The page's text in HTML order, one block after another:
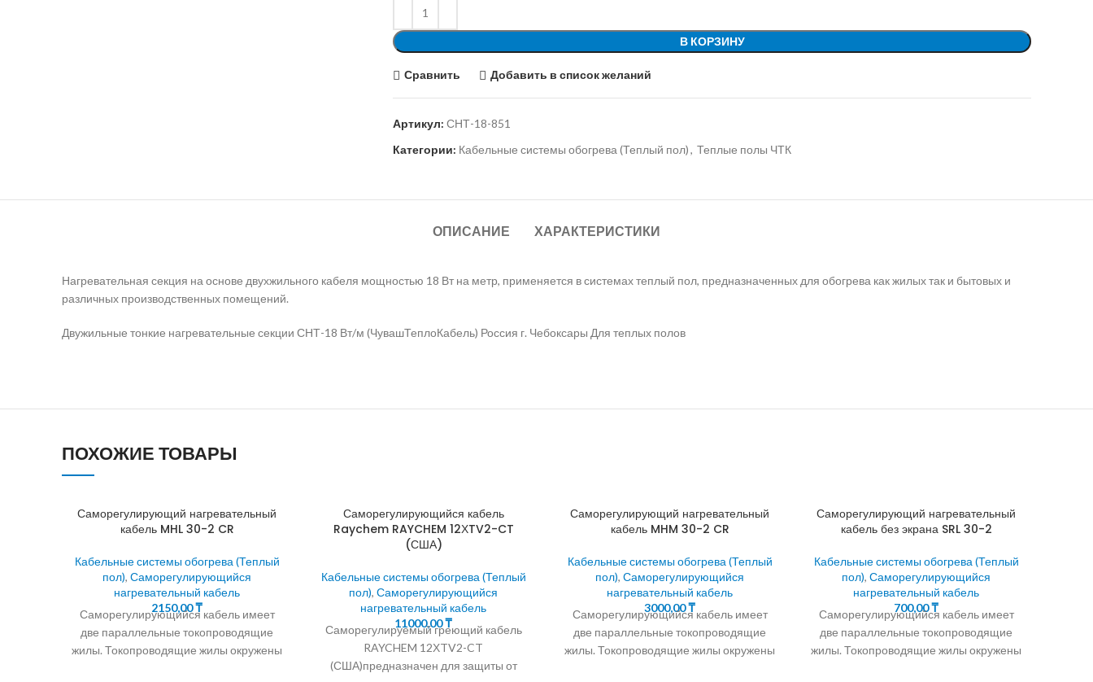
В КОРЗИНУ
Сравнить Добавить в список желаний
Артикул:СНТ-18-851
Категории: Кабельные системы обогрева (Теплый пол), Теплые полы ЧТК
ОПИСАНИЕ ХАРАКТЕРИСТИКИ
Нагревательная секция на основе двухжильного кабеля мощностью 18 Вт на метр, применяется в системах теплый пол, предназначенных для обогрева как жилых так и бытовых и
различных производственных помещений.
Двужильные тонкие нагревательные секции СНТ-18 Вт/м (ЧувашТеплоКабель) Россия г. Чебоксары Для теплых полов
ПОХОЖИЕ ТОВАРЫ
Саморегулирующий нагревательный
кабель MHL 30-2 CR
Кабельные системы обогрева (Теплый
пол), Саморегулирующийся
нагревательный кабель
2150,00₸
Саморегулирующийся кабель имеет
две параллельные токопроводящие
жилы. Токопроводящие жилы окружены
Саморегулирующийся кабель
Raychem RAYCHEM 12ХTV2-CT
(США)
Кабельные системы обогрева (Теплый
пол), Саморегулирующийся
нагревательный кабель
11000,00₸
Саморегулируемый греющий кабель
RAYCHEM 12ХTV2-CT
(США)предназначен для защиты от
Саморегулирующий нагревательный
кабель MHM 30-2 CR
Кабельные системы обогрева (Теплый
пол), Саморегулирующийся
нагревательный кабель
3000,00₸
Саморегулирующийся кабель имеет
две параллельные токопроводящие
жилы. Токопроводящие жилы окружены
Саморегулирующий нагревательный
кабель без экрана SRL 30-2
Кабельные системы обогрева (Теплый
пол), Саморегулирующийся
нагревательный кабель
700,00₸
Саморегулирующийся кабель имеет
две параллельные токопроводящие
жилы. Токопроводящие жилы окружены